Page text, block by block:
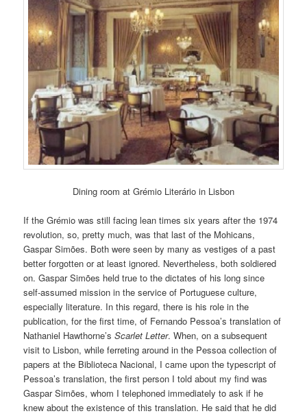
Dining room at Grémio Literário in Lisbon
If the Grémio was still facing lean times six years after the 1974
revolution, so, pretty much, was that last of the Mohicans,
Gaspar Simões. Both were seen by many as vestiges of a past
better forgotten or at least ignored. Nevertheless, both soldiered
on. Gaspar Simões held true to the dictates of his long since
self-assumed mission in the service of Portuguese culture,
especially literature. In this regard, there is his role in the
publication, for the first time, of Fernando Pessoa’s translation of
Nathaniel Hawthorne’sScarlet Letter. When, on a subsequent
visit to Lisbon, while ferreting around in the Pessoa collection of
papers at the Biblioteca Nacional, I came upon the typescript of
Pessoa’s translation, the first person I told about my find was
Gaspar Simões, whom I telephoned immediately to ask if he
knew about the existence of this translation. He said that he did